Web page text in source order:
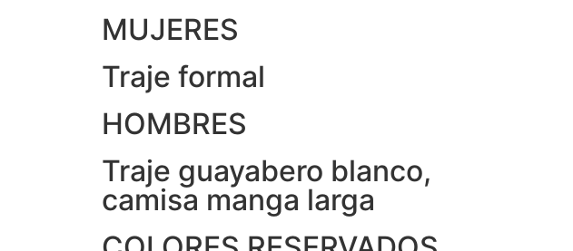
MUJERES
Traje formal
HOMBRES
Traje guayabero blanco,
camisa manga larga